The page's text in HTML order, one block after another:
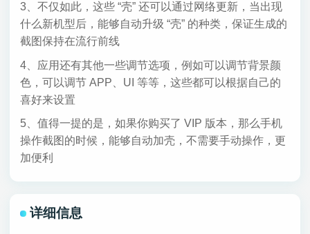
3、不仅如此，这些 “壳” 还可以通过网络更新，当出现
什么新机型后，能够自动升级 “壳” 的种类，保证生成的
截图保持在流行前线
4、应用还有其他一些调节选项，例如可以调节背景颜
色，可以调节 APP、UI 等等，这些都可以根据自己的
喜好来设置
5、值得一提的是，如果你购买了 VIP 版本，那么手机
操作截图的时候，能够自动加壳，不需要手动操作，更
加便利
详细信息